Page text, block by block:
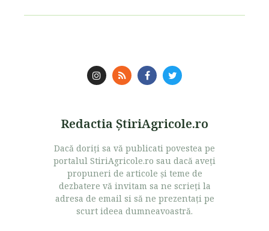
Redactia ŞtiriAgricole.ro
Dacă doriţi sa vă publicati povestea pe
portalul StiriAgricole.ro sau dacă aveţi
propuneri de articole şi teme de
dezbatere vă invitam sa ne scrieţi la
adresa de email si să ne prezentaţi pe
scurt ideea dumneavoastră.